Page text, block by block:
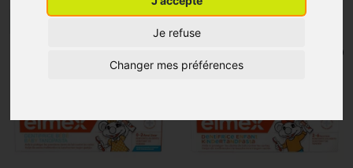
Je refuse
Changer mes préférences
2 3 4 5 6